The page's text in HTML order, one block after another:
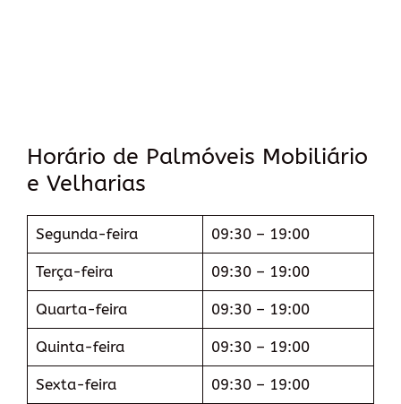
Horário de Palmóveis Mobiliário
e Velharias
Segunda-feira 09:30 – 19:00
Terça-feira 09:30 – 19:00
Quarta-feira 09:30 – 19:00
Quinta-feira 09:30 – 19:00
Sexta-feira 09:30 – 19:00